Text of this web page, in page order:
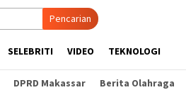
Pencarian
SELEBRITI VIDEO TEKNOLOGI
DPRD Makassar Berita Olahraga